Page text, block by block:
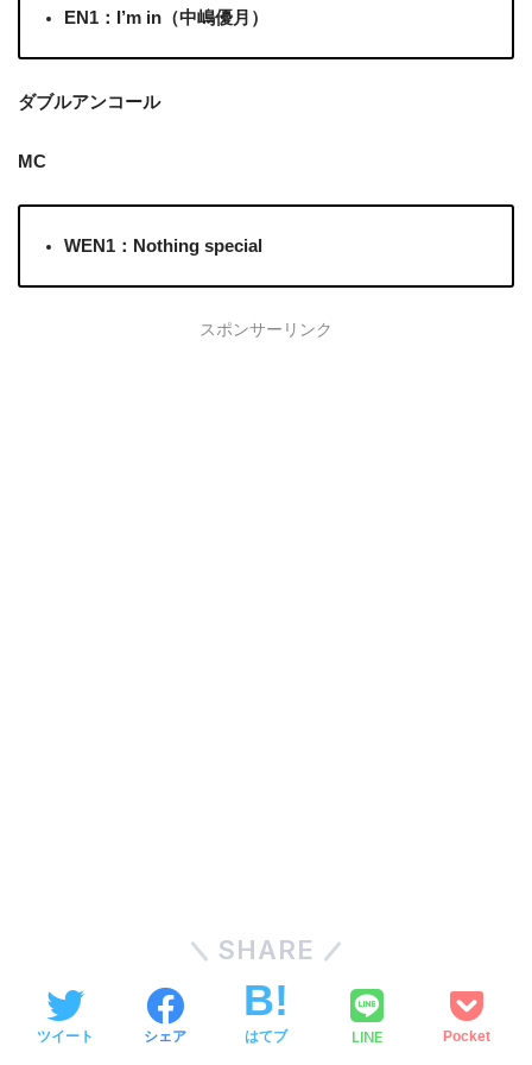
EN1：I’m in（中嶋優月）
ダブルアンコール
MC
WEN1：Nothing special
スポンサーリンク
SHARE
ツイート シェア はてブ LINE Pocket